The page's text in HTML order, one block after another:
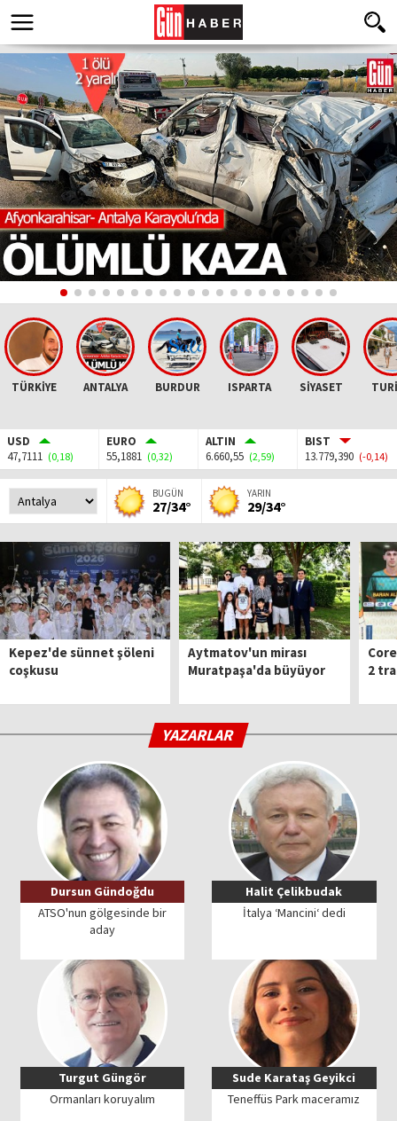
TÜRKİYE ANTALYA BURDUR ISPARTA SİYASET
USD
47,7111 (0,18)
EURO
55,1881 (0,32)
ALTIN
6.660,55 (2,59)
BIST
13.779,390 (-0,14)
BUGÜN
27/34°
YARIN
29/34°
Kepez'de sünnet şöleni
coşkusu
Aytmatov'un mirası
Muratpaşa'da büyüyor
2
YAZARLAR
Dursun Gündoğdu
ATSO'nun gölgesinde bir
aday
Halit Çelikbudak
İtalya ‘Mancini‘ dedi
Turgut Güngör
Ormanları koruyalım
Sude Karataş Geyikci
Teneffüs Park maceramız